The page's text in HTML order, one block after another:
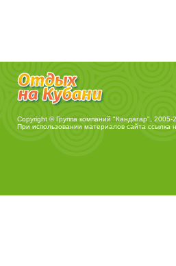
Copyright © Группа компаний "Кандагар", 2005-
При использовании материалов сайта ссылка